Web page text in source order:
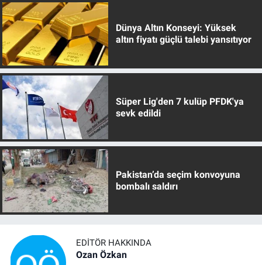
Dünya Altın Konseyi: Yüksek
altın fiyatı güçlü talebi yansıtıyor
Süper Lig'den 7 kulüp PFDK'ya
sevk edildi
Pakistan’da seçim konvoyuna
bombalı saldırı
EDITÖR HAKKINDA
Ozan Özkan